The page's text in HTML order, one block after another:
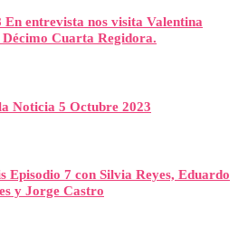
entrevista nos visita Valentina
Cuarta Regidora.
Noticia 5 Octubre 2023
Episodio 7 con Silvia Reyes, Eduardo
y Jorge Castro